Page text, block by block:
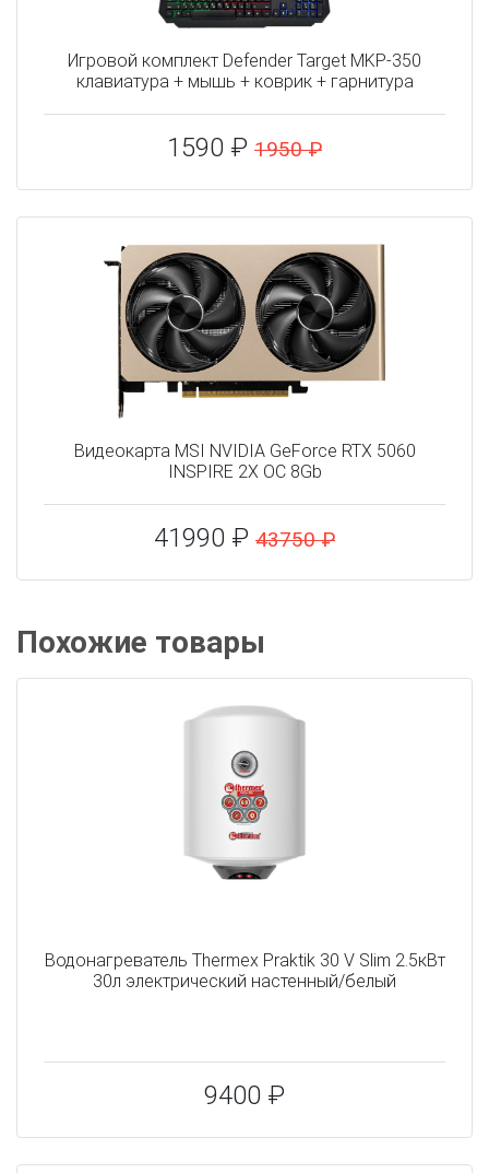
Игровой комплект Defender Target MKP-350
клавиатура + мышь + коврик + гарнитура
1590 ₽ 1950 ₽
Видеокарта MSI NVIDIA GeForce RTX 5060
INSPIRE 2X OC 8Gb
41990 ₽ 43750 ₽
Похожие товары
Водонагреватель Thermex Praktik 30 V Slim 2.5кВт
30л электрический настенный/белый
9400 ₽